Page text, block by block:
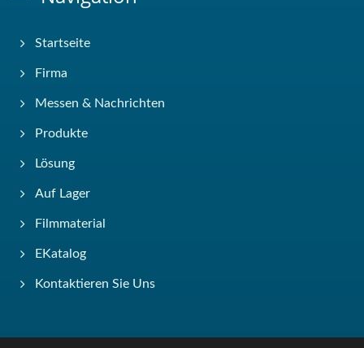
Startseite
Firma
Messen & Nachrichten
Produkte
Lösung
Auf Lager
Filmmaterial
EKatalog
Kontaktieren Sie Uns